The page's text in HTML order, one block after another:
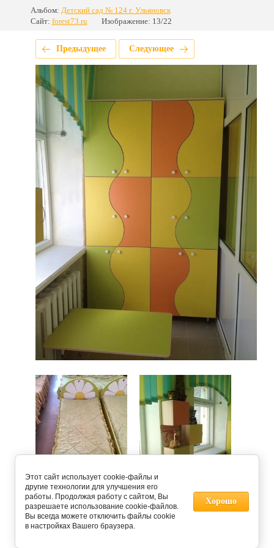
Альбом: Детский сад № 124 г. Ульяновск
Сайт: forest73.ru Изображение: 13/22
Предыдущее Следующее
Предыдущее Следующее
Этот сайт использует cookie-файлы и
другие технологии для улучшения его
работы. Продолжая работу с сайтом, Вы
разрешаете использование cookie-файлов.
Вы всегда можете отключить файлы cookie
в настройках Вашего браузера.
Хорошо